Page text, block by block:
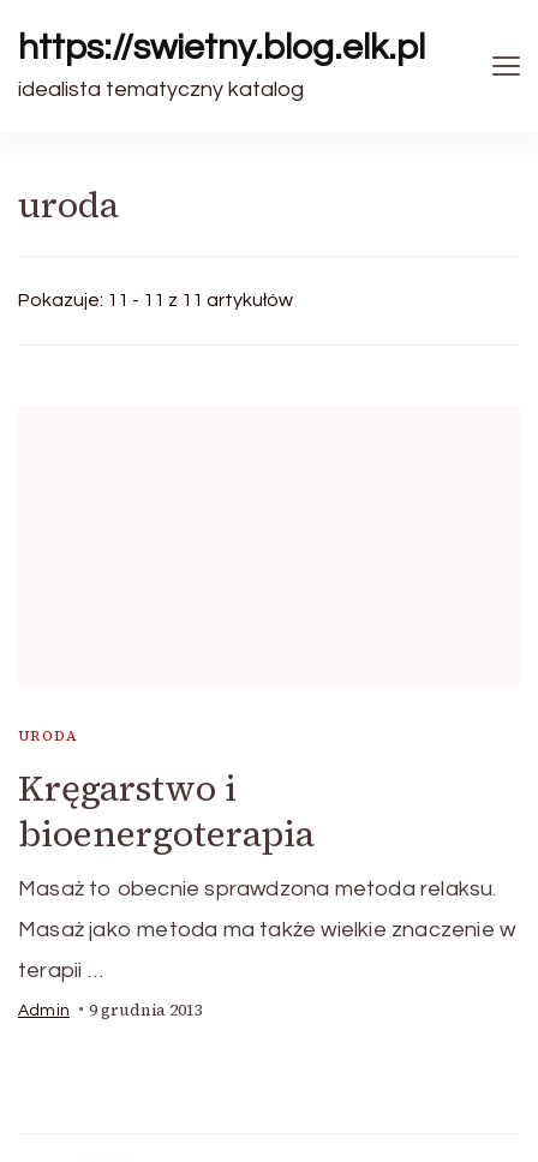
https://swietny.blog.elk.pl
idealista tematyczny katalog
uroda
Pokazuje: 11 - 11 z 11 artykułów
URODA
Kręgarstwo i
bioenergoterapia
Masaż to obecnie sprawdzona metoda relaksu.
Masaż jako metoda ma także wielkie znaczenie w
terapii …
Admin 9 grudnia 2013